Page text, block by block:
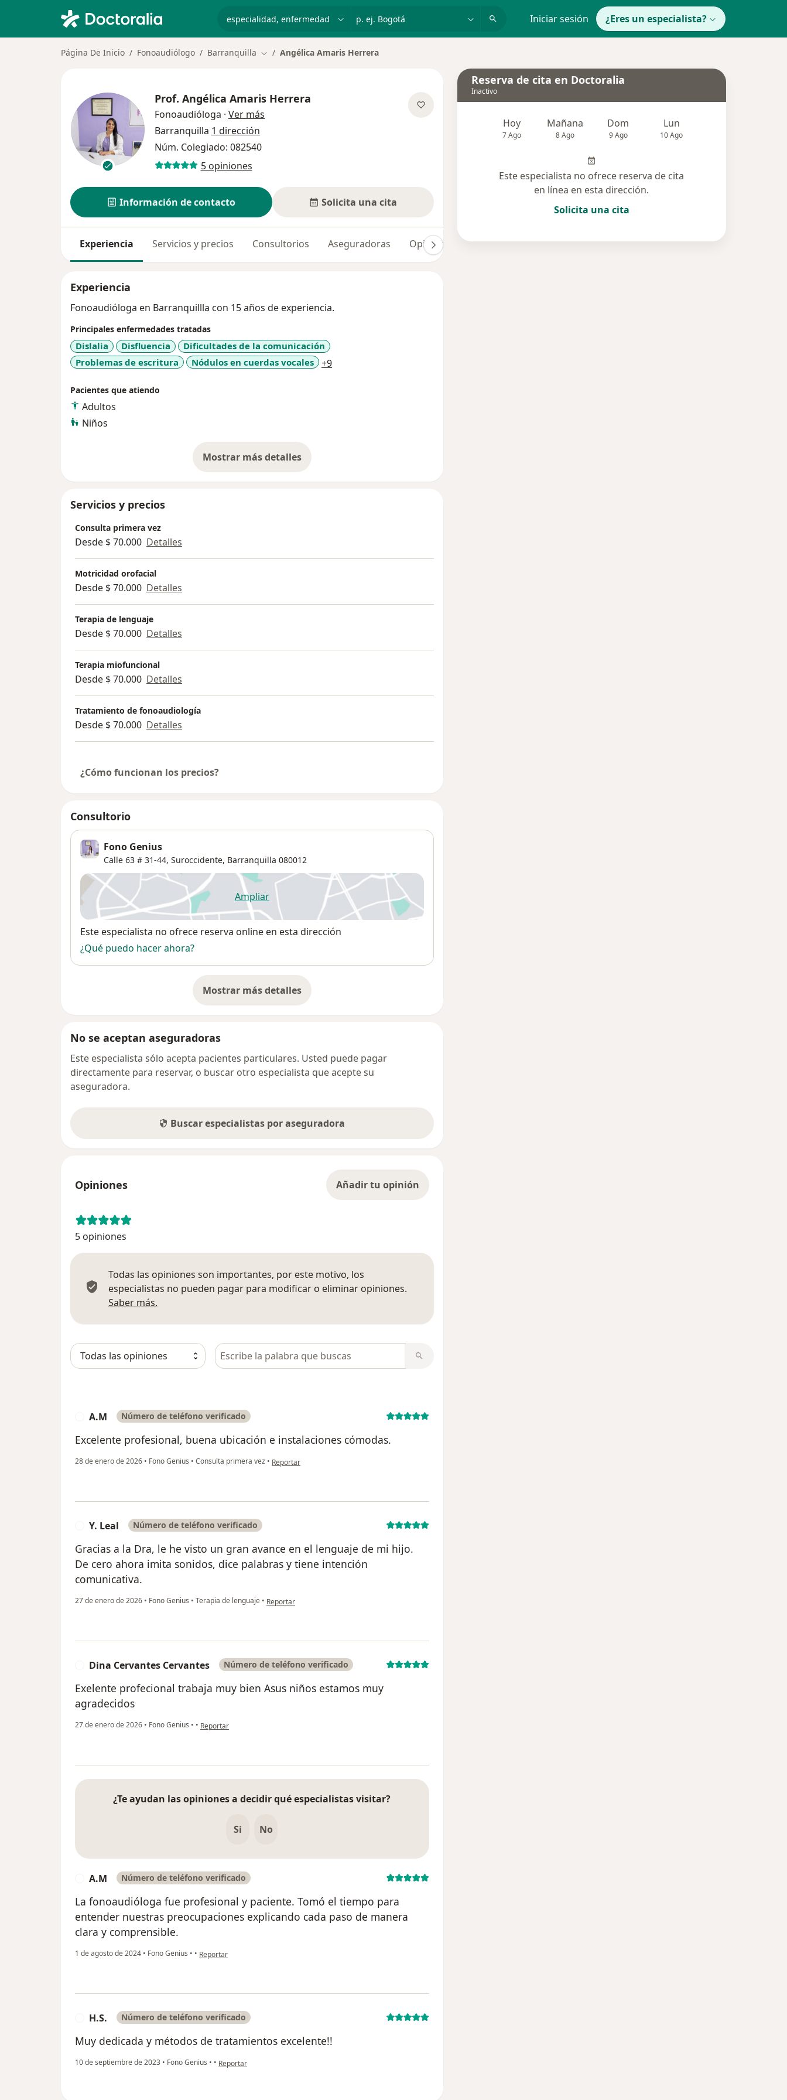
p. ej. Bogotá Iniciar sesión ¿Eres un especialista?
Página De Inicio Fonoaudiólogo Barranquilla Cambiar de ciudad
Angélica Amaris Herrera
Prof. Angélica Amaris Herrera
Fonoaudióloga · Ver más
Barranquilla 1 dirección
Núm. Colegiado: 082540
5 opiniones
Información de contacto Solicita una cita
Experiencia Servicios y precios Consultorios Aseguradoras Opiniones (5)
Experiencia
Fonoaudióloga en Barranquillla con 15 años de experiencia.
Principales enfermedades tratadas
Dislalia Disfluencia
Dificultades de la comunicación
Problemas de escritura
Nódulos en cuerdas vocales +9a11y_sr_more_diseases
Pacientes que atiendo
Adultos
Niños
Mostrar más detalles
sobre la experiencia
Servicios y precios
Consulta primera vez
Desde $ 70.000 Detalles
Motricidad orofacial
Desde $ 70.000 Detalles
Terapia de lenguaje
Desde $ 70.000 Detalles
Terapia miofuncional
Desde $ 70.000 Detalles
Tratamiento de fonoaudiología
Desde $ 70.000 Detalles
¿Cómo funcionan los precios?
Consultorio
Fono Genius
Calle 63 # 31-44, Suroccidente, Barranquilla 080012
Ampliarse abre en una nueva pestaña
Disponibilidad
Este especialista no ofrece reserva online en esta dirección
¿Qué puedo hacer ahora?
Mostrar más detalles
sobre la dirección
No se aceptan aseguradoras
Este especialista sólo acepta pacientes particulares. Usted puede pagar
directamente para reservar, o buscar otro especialista que acepte su
aseguradora.
Buscar especialistas por aseguradora
Opiniones Añadir tu opinión
5 opiniones
Todas las opiniones son importantes, por este motivo, los
especialistas no pueden pagar para modificar o eliminar opiniones.
Saber más.
Busca en opiniones
A.M Número de teléfono verificado
Excelente profesional, buena ubicación e instalaciones cómodas.
28 de enero de 2026 • Fono Genius • Consulta primera vez • en opinión del usuario A.M
Reportar
Y. Leal Número de teléfono verificado
Gracias a la Dra, le he visto un gran avance en el lenguaje de mi hijo.
De cero ahora imita sonidos, dice palabras y tiene intención
comunicativa.
27 de enero de 2026 • Fono Genius • Terapia de lenguaje • en opinión del usuario Y. Leal
Reportar
Dina Cervantes Cervantes Número de teléfono verificado
Exelente profecional trabaja muy bien Asus niños estamos muy
agradecidos
27 de enero de 2026 • Fono Genius • • en opinión del usuario Dina Cervantes Cervantes
Reportar
¿Te ayudan las opiniones a decidir qué especialistas visitar?
Si No
A.M Número de teléfono verificado
La fonoaudióloga fue profesional y paciente. Tomó el tiempo para
entender nuestras preocupaciones explicando cada paso de manera
clara y comprensible.
1 de agosto de 2024 • Fono Genius • • en opinión del usuario A.M
Reportar
H.S. Número de teléfono verificado
Muy dedicada y métodos de tratamientos excelente!!
10 de septiembre de 2023 • Fono Genius • • en opinión del usuario H.S.
Reportar
Reserva de cita en Doctoralia
Inactivo
Hoy
7 Ago
Mañana
8 Ago
Dom
9 Ago
Lun
10 Ago
Este especialista no ofrece reserva de cita
en línea en esta dirección.
Solicita una cita